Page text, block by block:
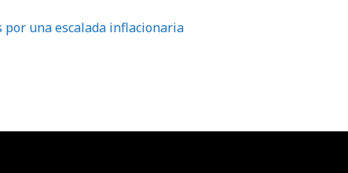
por una escalada inflacionaria